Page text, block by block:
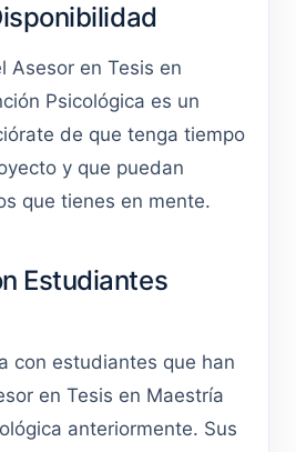
Asesor en Tesis en
Psicológica es un
de que tenga tiempo
y que puedan
que tienes en mente.
Estudiantes
con estudiantes que han
en Tesis en Maestría
anteriormente. Sus